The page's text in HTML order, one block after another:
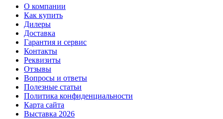
О компании
Как купить
Дилеры
Доставка
Гарантия и сервис
Контакты
Реквизиты
Отзывы
Вопросы и ответы
Полезные статьи
Политика конфиденциальности
Карта сайта
Выставка 2026